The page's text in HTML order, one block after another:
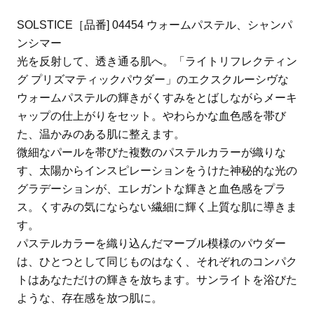
SOLSTICE［品番] 04454 ウォームパステル、シャンパ
ンシマー
光を反射して、透き通る肌へ。「ライトリフレクティン
グ プリズマティックパウダー」のエクスクルーシヴな
ウォームパステルの輝きがくすみをとばしながらメーキ
ャップの仕上がりをセット。やわらかな血色感を帯び
た、温かみのある肌に整えます。
微細なパールを帯びた複数のパステルカラーが織りな
す、太陽からインスピレーションをうけた神秘的な光の
グラデーションが、エレガントな輝きと血色感をプラ
ス。くすみの気にならない繊細に輝く上質な肌に導きま
す。
パステルカラーを織り込んだマーブル模様のパウダー
は、ひとつとして同じものはなく、それぞれのコンパク
トはあなただけの輝きを放ちます。サンライトを浴びた
ような、存在感を放つ肌に。